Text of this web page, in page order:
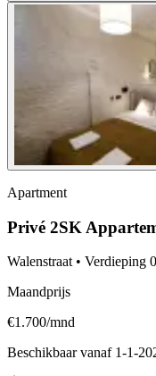
Apartment
Privé 2SK
Walenstraat• Verdieping 0
Maandprijs
€1.700/mnd
Beschikbaar vanaf 1-1-